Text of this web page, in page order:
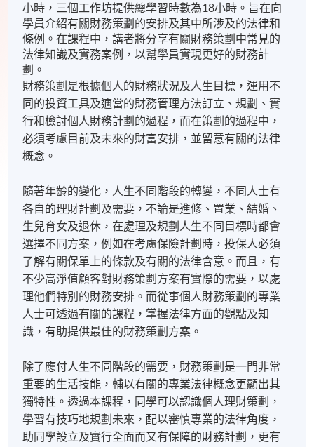
小時，三個工作坊提供總學習時數為18小時。旨在向
學員介紹有關財務策劃的安排及其中所涉及的法律和
條例。在課程中，講者將分享有關財務策劃中常見的
法律知識及實務案例，以幫學員實現更好的財務計
劃。
財務策劃是根據個人的財務狀況及人生目標，運用不
同的投資工具及適當的財務管理方法訂立、規劃、實
行和檢討個人財務計劃的過程，而在策劃的過程中，
必須考慮目前及未來的財富安排，並留意有關的法律
概念。
隨著年齡的變化，人生不同階段的轉變，不同人士有
各自的理財計劃及需要，不論是進修、置業、結婚、
生兒育女及退休，在處理及規劃人生不同目標時都會
選擇不同方案，例如在考慮保險計劃時，投保人必須
了解有關保單上的條款及有關的法律含意。而且，有
不少高淨值顧客對財務策劃方案有實際的需要，以處
理他們特別的財務安排。而從事個人財務策劃的專業
人士可透過有關的課程，掌握法律方面的觀點及知
識，有助提供最佳的財務策劃方案。
除了應付人生不同階段的需要，財務策劃是一門非常
重要的生活技能，輔以有關的專業法律概念更顯出其
獨特性。透過本課程，同學可以認識個人理財策劃，
學習有技巧地規劃未來，配以審慎專業的法律角度，
助同學設立及實行全面而又有保障的財務計劃，更有